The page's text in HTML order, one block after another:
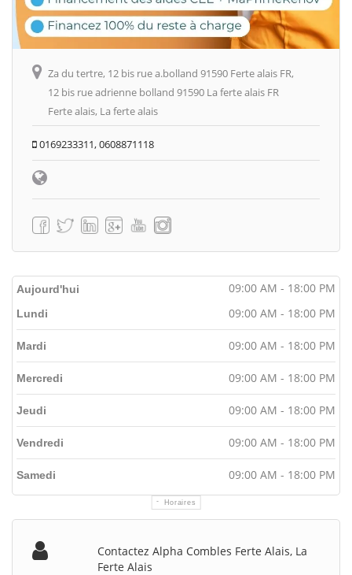
Za du tertre, 12 bis rue a.bolland 91590 Ferte alais FR,
12 bis rue adrienne bolland 91590 La ferte alais FR
Ferte alais, La ferte alais
0169233311, 0608871118
Aujourd'hui 09:00 AM - 18:00 PM
Horaires
Lundi 09:00 AM - 18:00 PM
Mardi 09:00 AM - 18:00 PM
Mercredi 09:00 AM - 18:00 PM
Jeudi 09:00 AM - 18:00 PM
Vendredi 09:00 AM - 18:00 PM
Samedi 09:00 AM - 18:00 PM
Contactez Alpha Combles Ferte Alais, La
Ferte Alais